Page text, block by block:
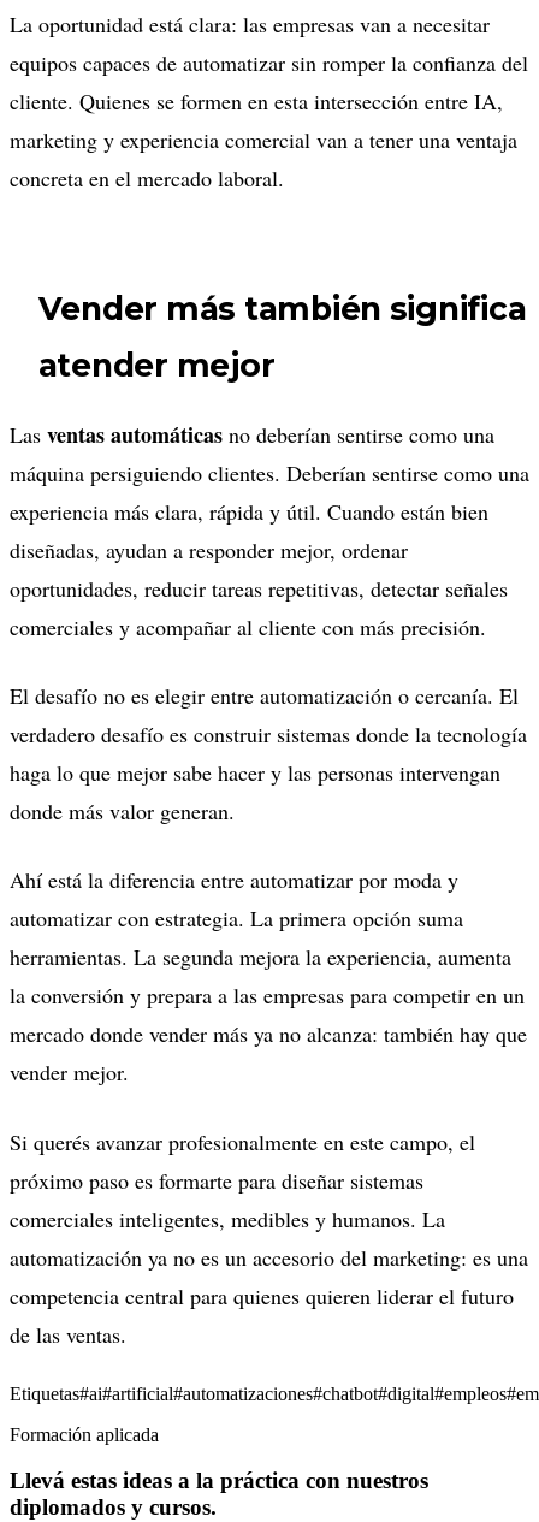
La oportunidad está clara: las empresas van a necesitar
equipos capaces de automatizar sin romper la confianza del
cliente. Quienes se formen en esta intersección entre IA,
marketing y experiencia comercial van a tener una ventaja
concreta en el mercado laboral.
Vender más también significa
atender mejor
Las ventas automáticas no deberían sentirse como una
máquina persiguiendo clientes. Deberían sentirse como una
experiencia más clara, rápida y útil. Cuando están bien
diseñadas, ayudan a responder mejor, ordenar
oportunidades, reducir tareas repetitivas, detectar señales
comerciales y acompañar al cliente con más precisión.
El desafío no es elegir entre automatización o cercanía. El
verdadero desafío es construir sistemas donde la tecnología
haga lo que mejor sabe hacer y las personas intervengan
donde más valor generan.
Ahí está la diferencia entre automatizar por moda y
automatizar con estrategia. La primera opción suma
herramientas. La segunda mejora la experiencia, aumenta
la conversión y prepara a las empresas para competir en un
mercado donde vender más ya no alcanza: también hay que
vender mejor.
Si querés avanzar profesionalmente en este campo, el
próximo paso es formarte para diseñar sistemas
comerciales inteligentes, medibles y humanos. La
automatización ya no es un accesorio del marketing: es una
competencia central para quienes quieren liderar el futuro
de las ventas.
Etiquetas#ai#artificial#automatizaciones#chatbot#digital#empleos#
Formación aplicada
Llevá estas ideas a la práctica con nuestros
diplomados y cursos.